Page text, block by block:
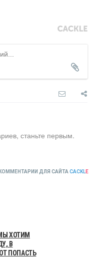
станьте первым.
КОММЕНТАРИИ ДЛЯ САЙТАCACKLE
МЫ ХОТИМ
В
ПОПАСТЬ